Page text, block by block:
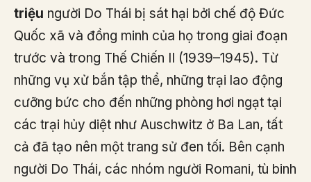
triệu người Do Thái bị sát hại bởi chế độ Đức
Quốc xã và đồng minh của họ trong giai đoạn
trước và trong Thế Chiến II (1939–1945). Từ
những vụ xử bắn tập thể, những trại lao động
cưỡng bức cho đến những phòng hơi ngạt tại
các trại hủy diệt như Auschwitz ở Ba Lan, tất
cả đã tạo nên một trang sử đen tối. Bên cạnh
người Do Thái, các nhóm người Romani, tù binh